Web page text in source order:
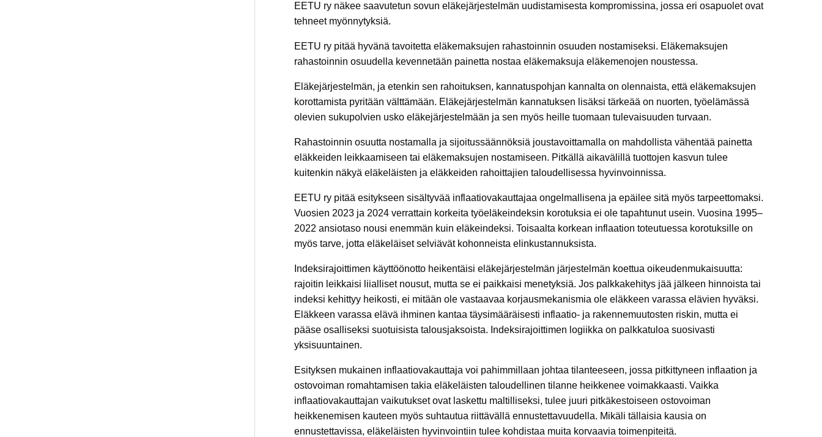
EETU ry näkee saavutetun sovun eläkejärjestelmän uudistamisesta kompromissina, jossa eri osapuolet ovat
tehneet myönnytyksiä.
EETU ry pitää hyvänä tavoitetta eläkemaksujen rahastoinnin osuuden nostamiseksi. Eläkemaksujen
rahastoinnin osuudella kevennetään painetta nostaa eläkemaksuja eläkemenojen noustessa.
Eläkejärjestelmän, ja etenkin sen rahoituksen, kannatuspohjan kannalta on olennaista, että eläkemaksujen
korottamista pyritään välttämään. Eläkejärjestelmän kannatuksen lisäksi tärkeää on nuorten, työelämässä
olevien sukupolvien usko eläkejärjestelmään ja sen myös heille tuomaan tulevaisuuden turvaan.
Rahastoinnin osuutta nostamalla ja sijoitussäännöksiä joustavoittamalla on mahdollista vähentää painetta
eläkkeiden leikkaamiseen tai eläkemaksujen nostamiseen. Pitkällä aikavälillä tuottojen kasvun tulee
kuitenkin näkyä eläkeläisten ja eläkkeiden rahoittajien taloudellisessa hyvinvoinnissa.
EETU ry pitää esitykseen sisältyvää inflaatiovakauttajaa ongelmallisena ja epäilee sitä myös tarpeettomaksi.
Vuosien 2023 ja 2024 verrattain korkeita työeläkeindeksin korotuksia ei ole tapahtunut usein. Vuosina 1995–
2022 ansiotaso nousi enemmän kuin eläkeindeksi. Toisaalta korkean inflaation toteutuessa korotuksille on
myös tarve, jotta eläkeläiset selviävät kohonneista elinkustannuksista.
Indeksirajoittimen käyttöönotto heikentäisi eläkejärjestelmän järjestelmän koettua oikeudenmukaisuutta:
rajoitin leikkaisi liialliset nousut, mutta se ei paikkaisi menetyksiä. Jos palkkakehitys jää jälkeen hinnoista tai
indeksi kehittyy heikosti, ei mitään ole vastaavaa korjausmekanismia ole eläkkeen varassa elävien hyväksi.
Eläkkeen varassa elävä ihminen kantaa täysimääräisesti inflaatio- ja rakennemuutosten riskin, mutta ei
pääse osalliseksi suotuisista talousjaksoista. Indeksirajoittimen logiikka on palkkatuloa suosivasti
yksisuuntainen.
Esityksen mukainen inflaatiovakauttaja voi pahimmillaan johtaa tilanteeseen, jossa pitkittyneen inflaation ja
ostovoiman romahtamisen takia eläkeläisten taloudellinen tilanne heikkenee voimakkaasti. Vaikka
inflaatiovakauttajan vaikutukset ovat laskettu maltilliseksi, tulee juuri pitkäkestoiseen ostovoiman
heikkenemisen kauteen myös suhtautua riittävällä ennustettavuudella. Mikäli tällaisia kausia on
ennustettavissa, eläkeläisten hyvinvointiin tulee kohdistaa muita korvaavia toimenpiteitä.